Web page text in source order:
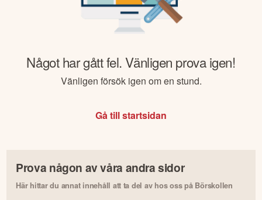
Något har gått fel. Vänligen prova igen!
Vänligen försök igen om en stund.
Gå till startsidan
Prova någon av våra andra sidor
Här hittar du annat innehåll att ta del av hos oss på Börskollen